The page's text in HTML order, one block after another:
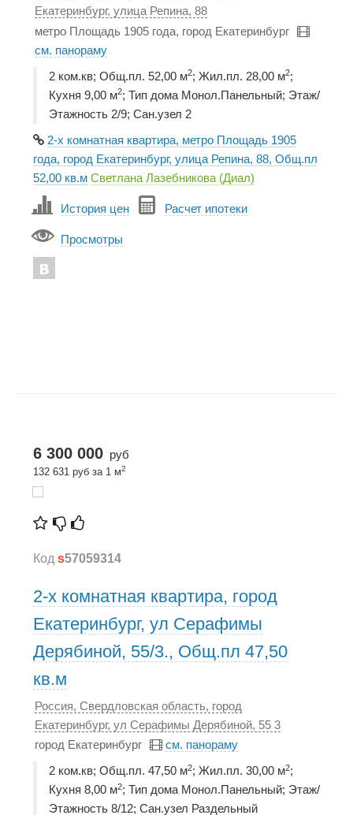
Екатеринбург, улица Репина, 88
метро Площадь 1905 года, город Екатеринбург
см. панораму
2 ком.кв; Общ.пл. 52,00 м2; Жил.пл. 28,00 м2;
Кухня 9,00 м2; Тип дома Монол.Панельный; Этаж/
Этажность 2/9; Сан.узел 2
2-х комнатная квартира, метро Площадь 1905
года, город Екатеринбург, улица Репина, 88, Общ.пл
52,00 кв.м Светлана Лазебникова (Диал)
История цен Расчет ипотеки
Просмотры
6 300 000 руб
132 631 руб за 1 м2
Код s57059314
2-х комнатная квартира, город
Екатеринбург, ул Серафимы
Дерябиной, 55/3., Общ.пл 47,50
кв.м
Россия, Свердловская область, город
Екатеринбург, ул Серафимы Дерябиной, 55 3
город Екатеринбург
см. панораму
2 ком.кв; Общ.пл. 47,50 м2; Жил.пл. 30,00 м2;
Кухня 8,00 м2; Тип дома Монол.Панельный; Этаж/
Этажность 8/12; Сан.узел Раздельный